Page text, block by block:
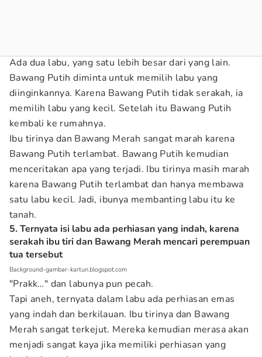
Ada dua labu, yang satu lebih besar dari yang lain.
Bawang Putih diminta untuk memilih labu yang
diinginkannya. Karena Bawang Putih tidak serakah, ia
memilih labu yang kecil. Setelah itu Bawang Putih
kembali ke rumahnya.
Ibu tirinya dan Bawang Merah sangat marah karena
Bawang Putih terlambat. Bawang Putih kemudian
menceritakan apa yang terjadi. Ibu tirinya masih marah
karena Bawang Putih terlambat dan hanya membawa
satu labu kecil. Jadi, ibunya membanting labu itu ke
tanah.
5. Ternyata isi labu ada perhiasan yang indah, karena
serakah ibu tiri dan Bawang Merah mencari perempuan
tua tersebut
Background-gambar-kartun.blogspot.com
"Prakk…" dan labunya pun pecah.
Tapi aneh, ternyata dalam labu ada perhiasan emas
yang indah dan berkilauan. Ibu tirinya dan Bawang
Merah sangat terkejut. Mereka kemudian merasa akan
menjadi sangat kaya jika memiliki perhiasan yang